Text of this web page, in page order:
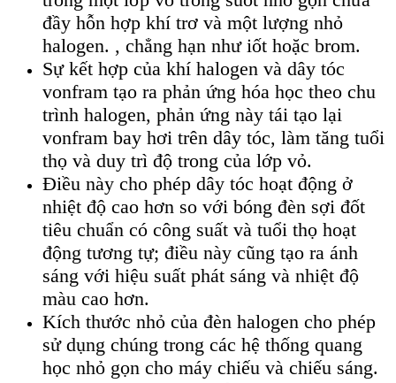
đầy hỗn hợp khí trơ và một lượng nhỏ
halogen. , chẳng hạn như iốt hoặc brom.
Sự kết hợp của khí halogen và dây tóc
vonfram tạo ra phản ứng hóa học theo chu
trình halogen, phản ứng này tái tạo lại
vonfram bay hơi trên dây tóc, làm tăng tuổi
thọ và duy trì độ trong của lớp vỏ.
Điều này cho phép dây tóc hoạt động ở
nhiệt độ cao hơn so với bóng đèn sợi đốt
tiêu chuẩn có công suất và tuổi thọ hoạt
động tương tự; điều này cũng tạo ra ánh
sáng với hiệu suất phát sáng và nhiệt độ
màu cao hơn.
Kích thước nhỏ của đèn halogen cho phép
sử dụng chúng trong các hệ thống quang
học nhỏ gọn cho máy chiếu và chiếu sáng.